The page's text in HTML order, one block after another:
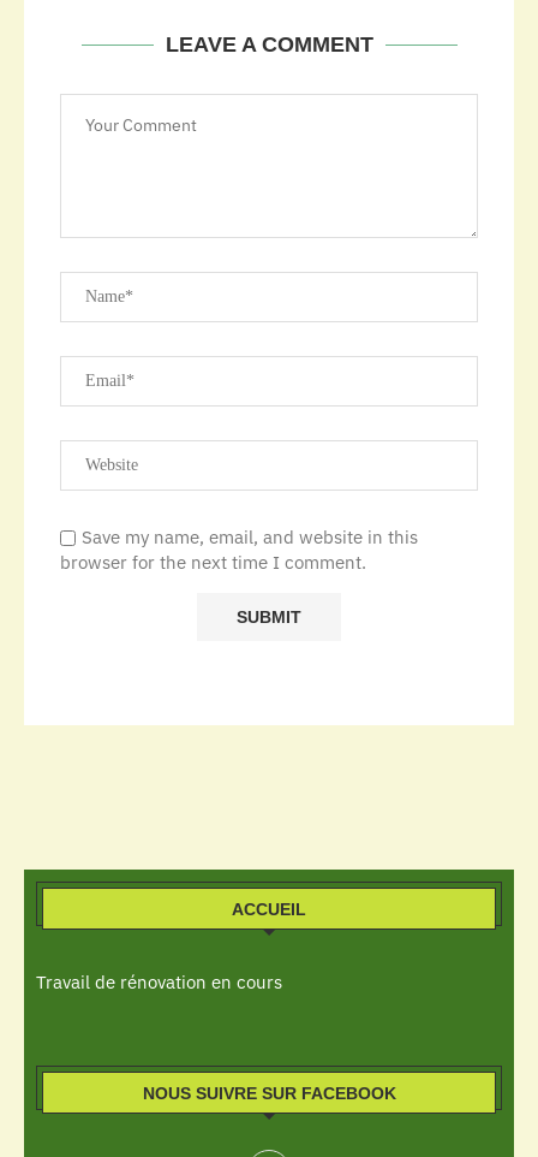
LEAVE A COMMENT
Save my name, email, and website in this
browser for the next time I comment.
ACCUEIL
Travail de rénovation en cours
NOUS SUIVRE SUR FACEBOOK